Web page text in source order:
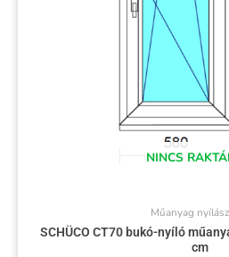
NINCS
Műanyag
SCHÜCO CT70 bukó-nyíló
cm